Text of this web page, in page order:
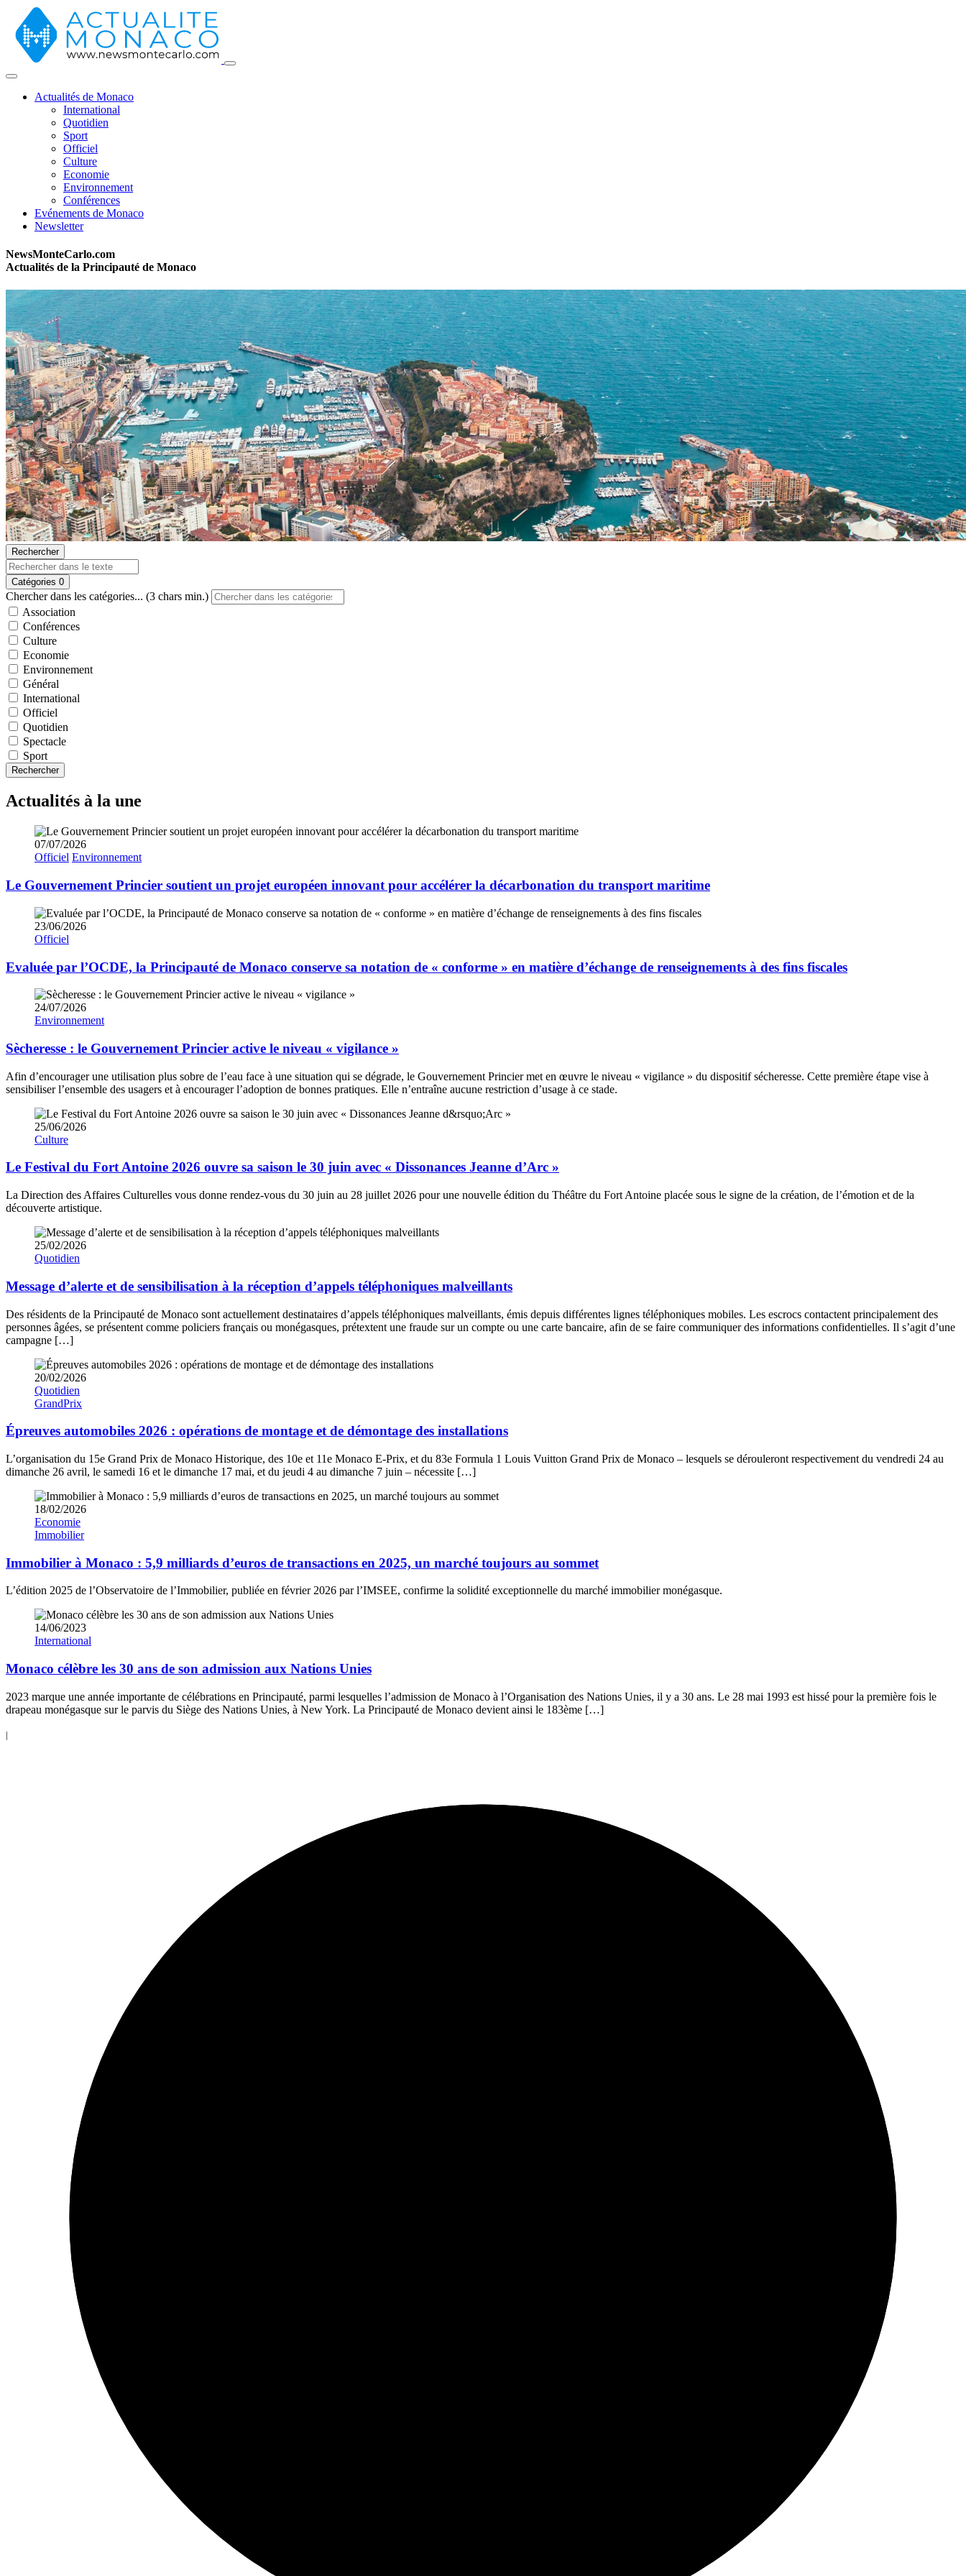
Actualités de Monaco
International
Quotidien
Sport
Officiel
Culture
Economie
Environnement
Conférences
Evénements de Monaco
Newsletter
NewsMonteCarlo.com
Actualités de la Principauté de Monaco
Rechercher
Catégories 0
Chercher dans les catégories... (3 chars min.)
Association
Conférences
Culture
Economie
Environnement
Général
International
Officiel
Quotidien
Spectacle
Sport
Rechercher
Actualités à la une
07/07/2026
Officiel Environnement
Le Gouvernement Princier soutient un projet européen innovant pour accélérer la décarbonation du transport maritime
23/06/2026
Officiel
Evaluée par l’OCDE, la Principauté de Monaco conserve sa notation de « conforme » en matière d’échange de renseignements à des fins fiscales
24/07/2026
Environnement
Sècheresse : le Gouvernement Princier active le niveau « vigilance »
Afin d’encourager une utilisation plus sobre de l’eau face à une situation qui se dégrade, le Gouvernement Princier met en œuvre le niveau « vigilance » du dispositif sécheresse. Cette première étape vise à
sensibiliser l’ensemble des usagers et à encourager l’adoption de bonnes pratiques. Elle n’entraîne aucune restriction d’usage à ce stade.
25/06/2026
Culture
Le Festival du Fort Antoine 2026 ouvre sa saison le 30 juin avec « Dissonances Jeanne d’Arc »
La Direction des Affaires Culturelles vous donne rendez-vous du 30 juin au 28 juillet 2026 pour une nouvelle édition du Théâtre du Fort Antoine placée sous le signe de la création, de l’émotion et de la
découverte artistique.
25/02/2026
Quotidien
Message d’alerte et de sensibilisation à la réception d’appels téléphoniques malveillants
Des résidents de la Principauté de Monaco sont actuellement destinataires d’appels téléphoniques malveillants, émis depuis différentes lignes téléphoniques mobiles. Les escrocs contactent principalement des
personnes âgées, se présentent comme policiers français ou monégasques, prétextent une fraude sur un compte ou une carte bancaire, afin de se faire communiquer des informations confidentielles. Il s’agit d’une
campagne […]
20/02/2026
Quotidien
GrandPrix
Épreuves automobiles 2026 : opérations de montage et de démontage des installations
L’organisation du 15e Grand Prix de Monaco Historique, des 10e et 11e Monaco E-Prix, et du 83e Formula 1 Louis Vuitton Grand Prix de Monaco – lesquels se dérouleront respectivement du vendredi 24 au
dimanche 26 avril, le samedi 16 et le dimanche 17 mai, et du jeudi 4 au dimanche 7 juin – nécessite […]
18/02/2026
Economie
Immobilier
Immobilier à Monaco : 5,9 milliards d’euros de transactions en 2025, un marché toujours au sommet
L’édition 2025 de l’Observatoire de l’Immobilier, publiée en février 2026 par l’IMSEE, confirme la solidité exceptionnelle du marché immobilier monégasque.
14/06/2023
International
Monaco célèbre les 30 ans de son admission aux Nations Unies
2023 marque une année importante de célébrations en Principauté, parmi lesquelles l’admission de Monaco à l’Organisation des Nations Unies, il y a 30 ans. Le 28 mai 1993 est hissé pour la première fois le
drapeau monégasque sur le parvis du Siège des Nations Unies, à New York. La Principauté de Monaco devient ainsi le 183ème […]
|